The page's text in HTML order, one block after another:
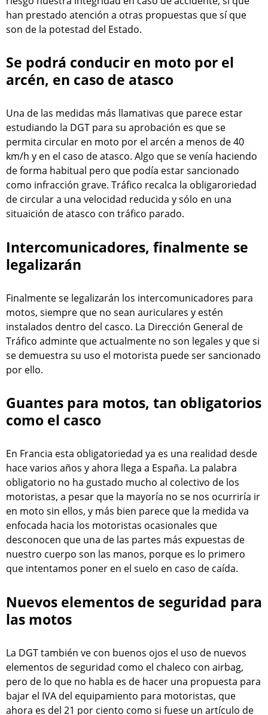
han prestado atención a otras propuestas que sí que
son de la potestad del Estado.
Se podrá conducir en moto por el
arcén, en caso de atasco
Una de las medidas más llamativas que parece estar
estudiando la DGT para su aprobación es que se
permita circular en moto por el arcén a menos de 40
km/h y en el caso de atasco. Algo que se venía haciendo
de forma habitual pero que podía estar sancionado
como infracción grave. Tráfico recalca la obligaroriedad
de circular a una velocidad reducida y sólo en una
situaición de atasco con tráfico parado.
Intercomunicadores, finalmente se
legalizarán
Finalmente se legalizarán los intercomunicadores para
motos, siempre que no sean auriculares y estén
instalados dentro del casco. La Dirección General de
Tráfico adminte que actualmente no son legales y que si
se demuestra su uso el motorista puede ser sancionado
por ello.
Guantes para motos, tan obligatorios
como el casco
En Francia esta obligatoriedad ya es una realidad desde
hace varios años y ahora llega a España. La palabra
obligatorio no ha gustado mucho al colectivo de los
motoristas, a pesar que la mayoría no se nos ocurriría ir
en moto sin ellos, y más bien parece que la medida va
enfocada hacia los motoristas ocasionales que
desconocen que una de las partes más expuestas de
nuestro cuerpo son las manos, porque es lo primero
que intentamos poner en el suelo en caso de caída.
Nuevos elementos de seguridad para
las motos
La DGT también ve con buenos ojos el uso de nuevos
elementos de seguridad como el chaleco con airbag,
pero de lo que no habla es de hacer una propuesta para
bajar el IVA del equipamiento para motoristas, que
ahora es del 21 por ciento como si fuese un artículo de